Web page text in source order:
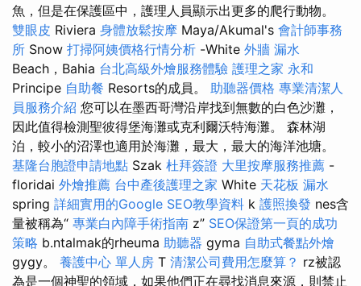
魚，但是在保護區中，護理人員顯示出更多的爬行動物。
雙眼皮 Riviera 身體放鬆按摩 Maya/Akumal's 會計師事務
所 Snow 打掃阿姨價格行情分析 -White 外牆 漏水
Beach，Bahia 台北高級外燴服務體驗 護理之家 永和
Principe 自助餐 Resorts的成員。 助聽器價格 專業清潔人
員服務介紹 您可以在墨西哥灣沿岸找到無數的白色沙灘，
因此值得檢測聖彼得堡海灘或克利爾沃特海灘。 森林湖
泊，較小的沼澤也適用於海灘，最大，最大的海洋池塘。
基隆台胞證申請地點 Szak 杜拜簽證 大里按摩服務推薦 -
floridai 外燴推薦 台中產後護理之家 White 天花板 漏水
spring 詳細實用的Google SEO教學資料 k 護照換發 nes含
量被稱為“ 專業白內障手術指南 z” SEO保證第一頁的成功
策略 b.ntalmak的rheuma 助聽器 gyma 自助式餐點外燴
gygy。 養護中心 單人房 T 清潔公司費用怎麼算？ rz被認
為是一個神聖的領域，如果他們正在尋找消息來源，則禁止